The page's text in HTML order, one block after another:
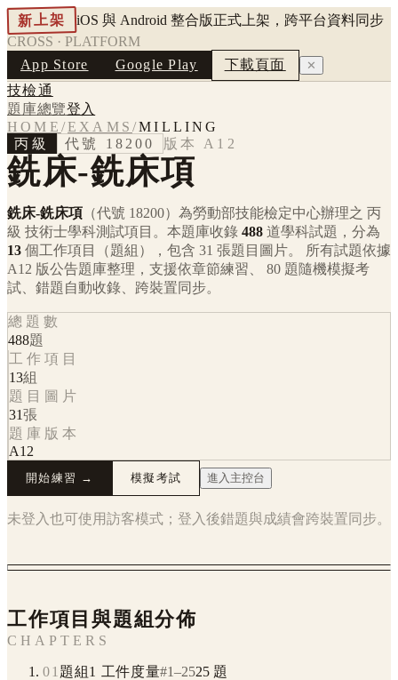
新上架
iOS 與 Android 整合版正式上架，跨平台資料同步
CROSS · PLATFORM
App Store
Google Play 下載頁面 ✕
技檢通
題庫總覽登入
HOME /EXAMS/MILLING
丙級
代號 18200 版本 A12
銑床-銑床項
銑床-銑床項 （代號 18200） 為勞動部技能檢定中心辦理之 丙
級 技術士學科測試項目。本題庫收錄 488 道學科試題，分為
13 個工作項目（題組），包含 31 張題目圖片。 所有試題依據
A12 版公告題庫整理，支援依章節練習、 80 題隨機模擬考
試、錯題自動收錄、跨裝置同步。
總題數
488題
工作項目
13組
題目圖片
31張
題庫版本
A12
開始練習 → 模擬考試 進入主控台
未登入也可使用訪客模式；登入後錯題與成績會跨裝置同步。
工作項目與題組分佈
CHAPTERS
01 題組1 工件度量#1–2525 題